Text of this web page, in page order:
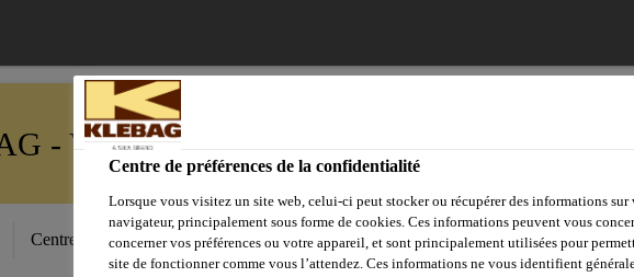
- VE Klebag
Centre de téléchargement Calculateur de consommation Formations
Centre de préférences de la confidentialité
Lorsque vous visitez un site web, celui-ci peut stocker ou récupérer des informations sur
navigateur, principalement sous forme de cookies. Ces informations peuvent vous
concerner vos préférences ou votre appareil, et sont principalement utilisées pour
site de fonctionner comme vous l’attendez. Ces informations ne vous identifient